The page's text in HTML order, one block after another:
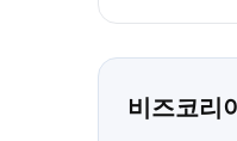
비즈코리